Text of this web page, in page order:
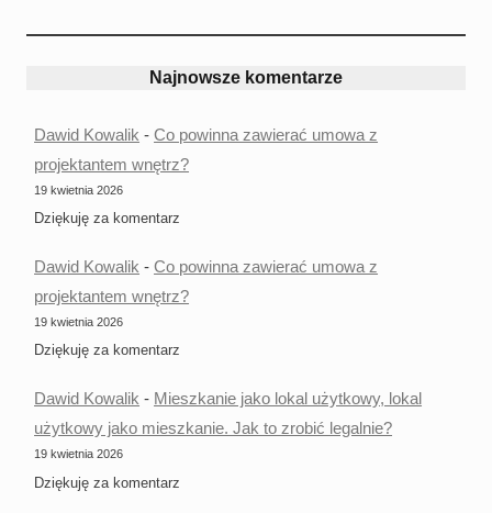
Najnowsze komentarze
Dawid Kowalik -Co powinna zawierać umowa z
projektantem wnętrz?
19 kwietnia 2026
Dziękuję za komentarz
Dawid Kowalik -Co powinna zawierać umowa z
projektantem wnętrz?
19 kwietnia 2026
Dziękuję za komentarz
Dawid Kowalik - Mieszkanie jako lokal użytkowy, lokal
użytkowy jako mieszkanie. Jak to zrobić legalnie?
19 kwietnia 2026
Dziękuję za komentarz